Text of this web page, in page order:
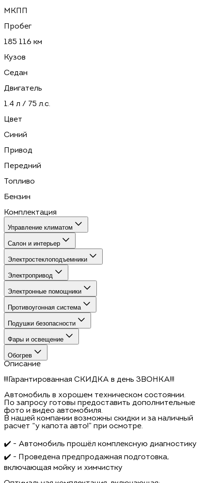
МКПП
Пробег
185 116 км
Кузов
Седан
Двигатель
1.4 л / 75 л.с.
Цвет
Синий
Привод
Передний
Топливо
Бензин
Комплектация
Управление климатом
Салон и интерьер
Электростеклоподъемники
Электропривод
Электронные помощники
Противоугонная система
Подушки безопасности
Фары и освещение
Обогрев
Описание
!!!Гарантированная СКИДКА в день ЗВОНКА!!!
Автомобиль в хорошем техническом состоянии.
По запросу готовы предоставить дополнительные
фото и видео автомобиля.
В нашей компании возможны скидки и за наличный
расчет “у капота авто!” при осмотре.
✔️ - Автомобиль прошёл комплексную диагностику
✔️ - Проведена предпродажная подготовка,
включающая мойку и химчистку